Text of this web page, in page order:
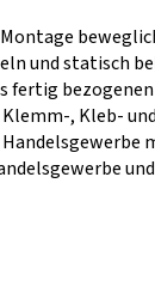
und statisch
fertig
, Kleb- und